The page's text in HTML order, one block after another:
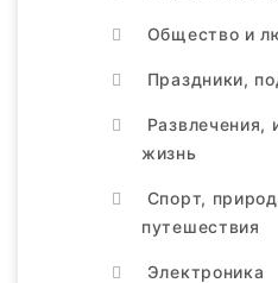
Общество и
Праздники,
Развлечения,
жизнь
Спорт,
путешествия
Электроника